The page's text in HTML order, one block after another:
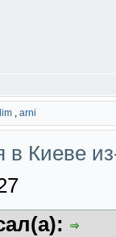
, arni
в Киеве